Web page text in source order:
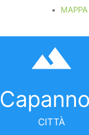
filter_hdr
CITTÀ